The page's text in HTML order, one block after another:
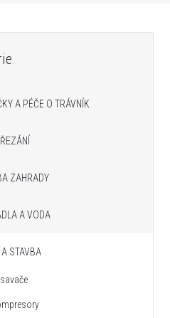
A PÉČE O TRÁVNÍK
ZAHRADY
A VODA
A STAVBA